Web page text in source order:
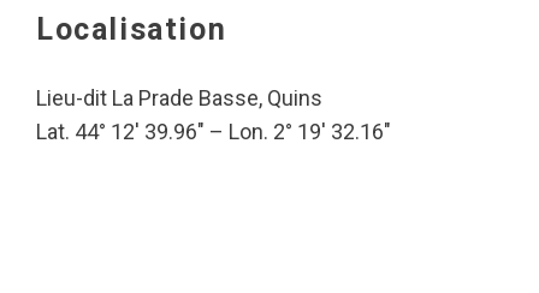
Localisation
Lieu-dit La Prade Basse, Quins
Lat. 44° 12′ 39.96″ – Lon. 2° 19′ 32.16″